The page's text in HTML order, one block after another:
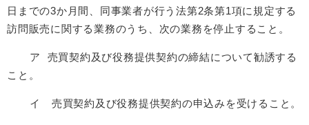
日までの3か月間、同事業者が行う法第2条第1項に規定する
訪問販売に関する業務のうち、次の業務を停止すること。
ア 売買契約及び役務提供契約の締結について勧誘する
こと。
イ 売買契約及び役務提供契約の申込みを受けること。